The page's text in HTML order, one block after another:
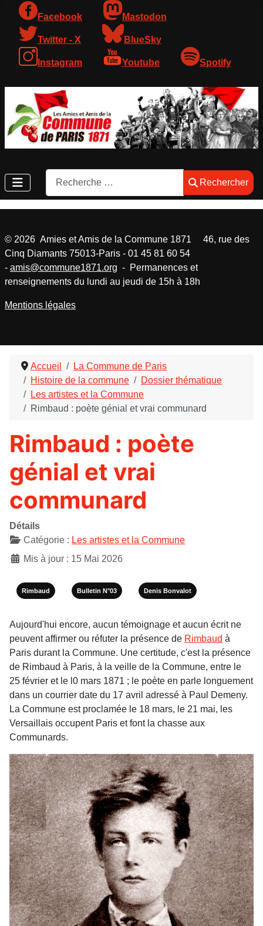
Facebook Mastodon
Twitter - X BlueSky
Instagram Youtube Spotify
Rechercher
Rechercher
Accueil
La Commune de Paris
Histoire de la commune
Dossier thématique
Les artistes et la Commune
Rimbaud : poète génial et vrai communard
Rimbaud : poète
génial et vrai
communard
Détails
Catégorie : Les artistes et la Commune
Mis à jour : 15 Mai 2026
Rimbaud Bulletin N°03 Denis Bonvalot
Aujourd'hui encore, aucun témoignage et aucun écrit ne
peuvent affirmer ou réfuter la présence de Rimbaud à
Paris durant la Commune. Une certitude, c'est la présence
de Rimbaud à Paris, à la veille de la Commune, entre le
25 février et le l0 mars 1871 ; le poète en parle longuement
dans un courrier date du 17 avril adressé à Paul Demeny.
La Commune est proclamée le 18 mars, le 21 mai, les
Versaillais occupent Paris et font la chasse aux
Communards.
© 2026 Amies et Amis de la Commune 1871 46, rue des
Cinq Diamants 75013-Paris - 01 45 81 60 54
- amis@commune1871.org - Permanences et
renseignements du lundi au jeudi de 15h à 18h
Mentions légales